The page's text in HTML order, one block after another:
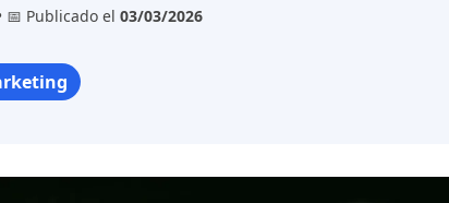
📅 Publicado el 03/03/2026